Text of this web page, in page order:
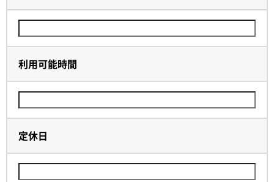
利用可能時間
定休日